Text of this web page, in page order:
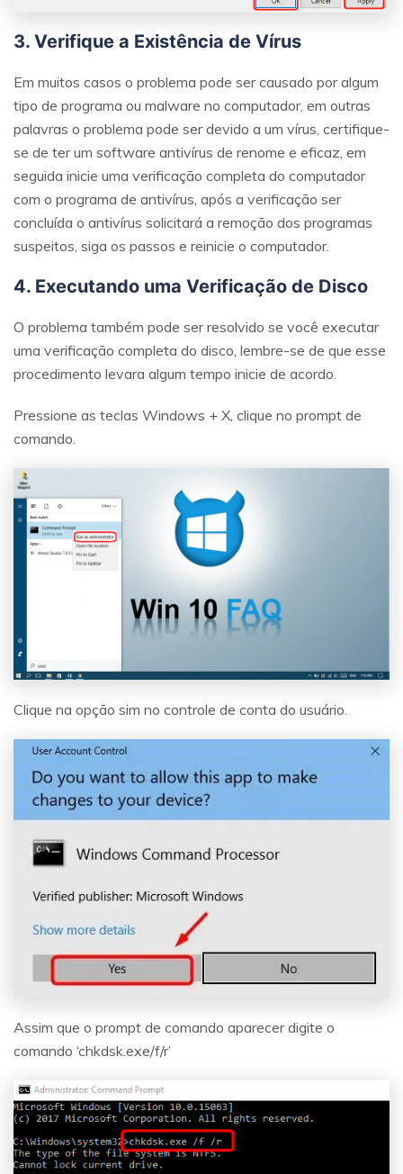
3. Verifique a Existência de Vírus
Em muitos casos o problema pode ser causado por algum
tipo de programa ou malware no computador, em outras
palavras o problema pode ser devido a um vírus, certifique-
se de ter um software antivírus de renome e eficaz, em
seguida inicie uma verificação completa do computador
com o programa de antivírus, após a verificação ser
concluída o antivírus solicitará a remoção dos programas
suspeitos, siga os passos e reinicie o computador.
4. Executando uma Verificação de Disco
O problema também pode ser resolvido se você executar
uma verificação completa do disco, lembre-se de que esse
procedimento levara algum tempo inicie de acordo.
Pressione as teclas Windows + X, clique no prompt de
comando.
Clique na opção sim no controle de conta do usuário.
Assim que o prompt de comando aparecer digite o
comando ‘chkdsk.exe/f/r’